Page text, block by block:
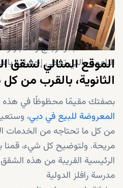
تاون دبي.
يرحب اللوبى المخصص لهذه
بالدفء والأناقة، حيث أن المواد
ذلك الخشب والزجاج والحجر
الناعمة والتي تعطي إحساسًا
الموقع المثالي لشقق
الثانوية، بالقرب من
بصفتك مقيمًا محظوظًا في هذه
المعروضة للبيع في دبي،
من كل ما تحتاجه من الخدمات
مريحة. ولتوضيح كل شيء، قمنا
الرئيسية القريبة من هذه
مدرسة رافلز الدولية